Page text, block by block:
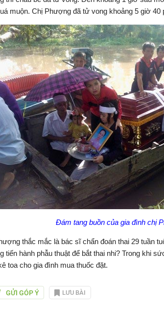
muộn. Chị Phượng đã tử vong khoảng 5 giờ 40
Đám tang buồn của gia đình chị
thắc mắc là bác sĩ chẩn đoán thai 29 tuần
tiến hành phẫu thuật để bắt thai nhi? Trong khi
toa cho gia đình mua thuốc đặt.
GỬI GÓP Ý LƯU BÀI